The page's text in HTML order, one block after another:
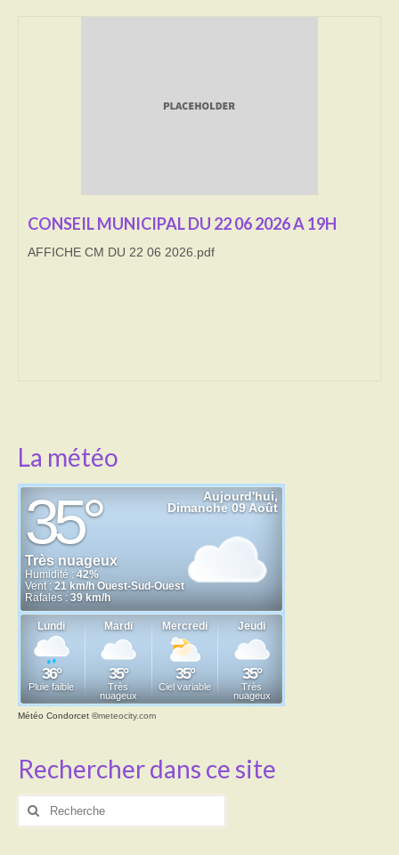
DECHETS VERTS
CONSEIL MUNICIPAL DU 22 06 2026 A 19H
AFFICHE CM DU 22 06 2026.pdf
La météo
Météo Condorcet ©meteocity.com
Rechercher dans ce site
Rechercher